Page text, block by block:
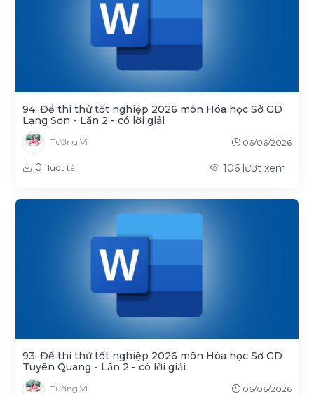
94. Đề thi thử tốt nghiệp 2026 môn Hóa học Sở GD
Lạng Sơn - Lần 2 - có lời giải
Tường Vi 06/06/2026
0 lượt tải 106 lượt xem
93. Đề thi thử tốt nghiệp 2026 môn Hóa học Sở GD
Tuyên Quang - Lần 2 - có lời giải
Tường Vi 06/06/2026